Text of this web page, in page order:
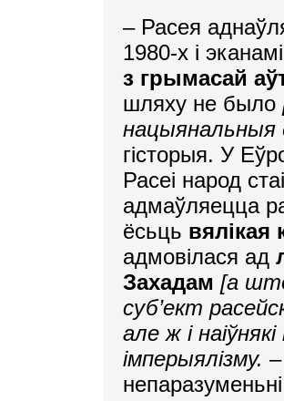
– Расея
1980-х і
з грымасай
шляху не было
нацыянальныя
гісторыя. У
Расеі народ
адмаўляецца
ёсьць вялікая
адмовілася ад
Захадам [а
суб’ект
але ж і
імперыялізму.